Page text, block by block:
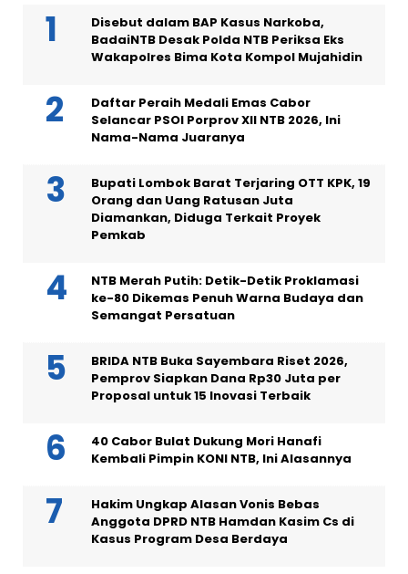
Disebut dalam BAP Kasus Narkoba,
BadaiNTB Desak Polda NTB Periksa Eks
Wakapolres Bima Kota Kompol Mujahidin
Daftar Peraih Medali Emas Cabor
Selancar PSOI Porprov XII NTB 2026, Ini
Nama-Nama Juaranya
Bupati Lombok Barat Terjaring OTT KPK, 19
Orang dan Uang Ratusan Juta
Diamankan, Diduga Terkait Proyek
Pemkab
NTB Merah Putih: Detik-Detik Proklamasi
ke-80 Dikemas Penuh Warna Budaya dan
Semangat Persatuan
BRIDA NTB Buka Sayembara Riset 2026,
Pemprov Siapkan Dana Rp30 Juta per
Proposal untuk 15 Inovasi Terbaik
40 Cabor Bulat Dukung Mori Hanafi
Kembali Pimpin KONI NTB, Ini Alasannya
Hakim Ungkap Alasan Vonis Bebas
Anggota DPRD NTB Hamdan Kasim Cs di
Kasus Program Desa Berdaya